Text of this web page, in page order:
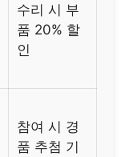
수리 시 부
품 20% 할
인
참여 시 경
품 추첨 기